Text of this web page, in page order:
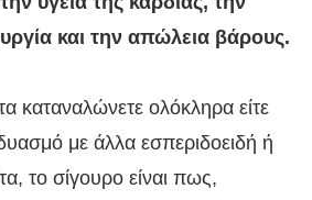
και την απώλεια βάρους.
καταναλώνετε ολόκληρα είτε
με άλλα εσπεριδοειδή ή
το σίγουρο είναι πως,